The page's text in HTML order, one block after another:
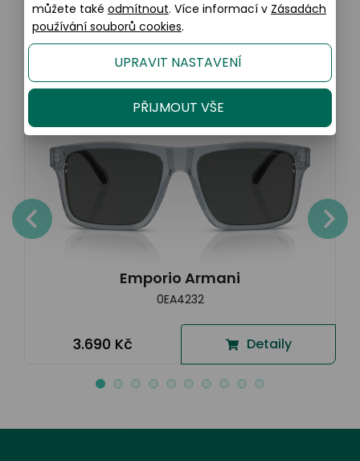
Podobné produkty
Emporio Armani
0EA4232
3.690 Kč Detaily
můžete také odmítnout. Více informací v Zásadách
používání souborů cookies.
UPRAVIT NASTAVENÍ
PŘIJMOUT VŠE